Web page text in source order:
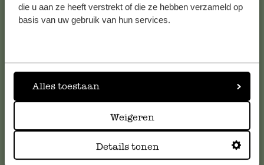
die u aan ze heeft verstrekt of die ze hebben verzameld op
basis van uw gebruik van hun services.
Alles toestaan
Weigeren
Details tonen
Voor vragen, tips of hulp kun je contact opnemen met onze
klantenservice. Of bekijk hier het antwoord op de
meestgestelde vragen.
klantenservice@dille-kamille.com
Online Klantenservice